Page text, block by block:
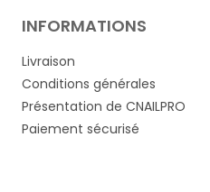
INFORMATIONS
Livraison
Conditions générales
Présentation de CNAILPRO
Paiement sécurisé